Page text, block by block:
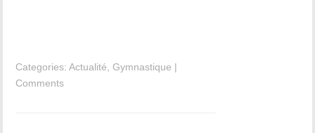
Categories:Actualité Gymnastique |
Comments